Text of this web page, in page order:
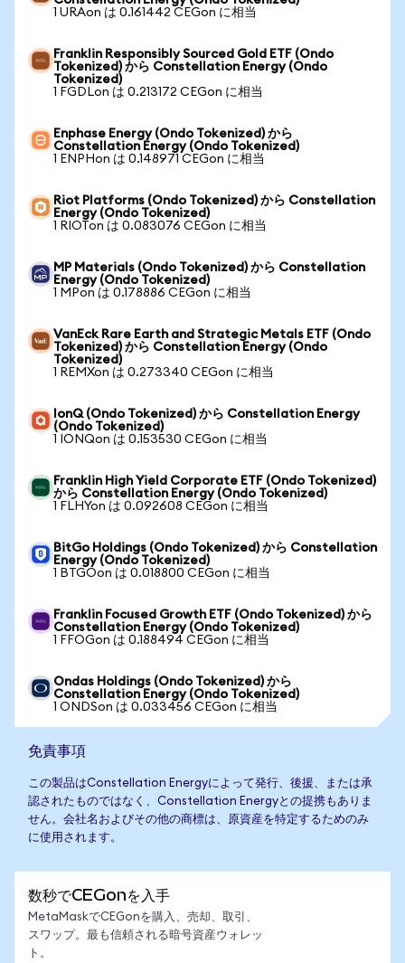
1 URAon は 0.161442 CEGon に相当
Franklin Responsibly Sourced Gold ETF (Ondo
Tokenized) から Constellation Energy (Ondo
Tokenized)
1 FGDLon は 0.213172 CEGon に相当
Enphase Energy (Ondo Tokenized) から
Constellation Energy (Ondo Tokenized)
1 ENPHon は 0.148971 CEGon に相当
Riot Platforms (Ondo Tokenized) から Constellation
Energy (Ondo Tokenized)
1 RIOTon は 0.083076 CEGon に相当
MP Materials (Ondo Tokenized) から Constellation
Energy (Ondo Tokenized)
1 MPon は 0.178886 CEGon に相当
VanEck Rare Earth and Strategic Metals ETF (Ondo
Tokenized) から Constellation Energy (Ondo
Tokenized)
1 REMXon は 0.273340 CEGon に相当
IonQ (Ondo Tokenized) から Constellation Energy
(Ondo Tokenized)
1 IONQon は 0.153530 CEGon に相当
Franklin High Yield Corporate ETF (Ondo Tokenized)
から Constellation Energy (Ondo Tokenized)
1 FLHYon は 0.092608 CEGon に相当
BitGo Holdings (Ondo Tokenized) から Constellation
Energy (Ondo Tokenized)
1 BTGOon は 0.018800 CEGon に相当
Franklin Focused Growth ETF (Ondo Tokenized) から
Constellation Energy (Ondo Tokenized)
1 FFOGon は 0.188494 CEGon に相当
Ondas Holdings (Ondo Tokenized) から
Constellation Energy (Ondo Tokenized)
1 ONDSon は 0.033456 CEGon に相当
免責事項
この製品はConstellation Energyによって発行、後援、または承
認されたものではなく、Constellation Energyとの提携もありま
せん。会社名およびその他の商標は、原資産を特定するためのみ
に使用されます。
数秒でCEGonを入手
MetaMaskでCEGonを購入、売却、取引、
スワップ。最も信頼される暗号資産ウォレッ
ト。